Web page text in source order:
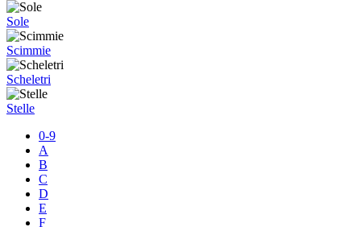
Sole
Scimmie
Scheletri
Stelle
0-9
A
B
C
D
E
F